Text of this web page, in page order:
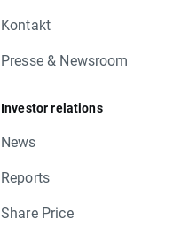
Kontakt
Presse & Newsroom
Investor relations
News
Reports
Share Price